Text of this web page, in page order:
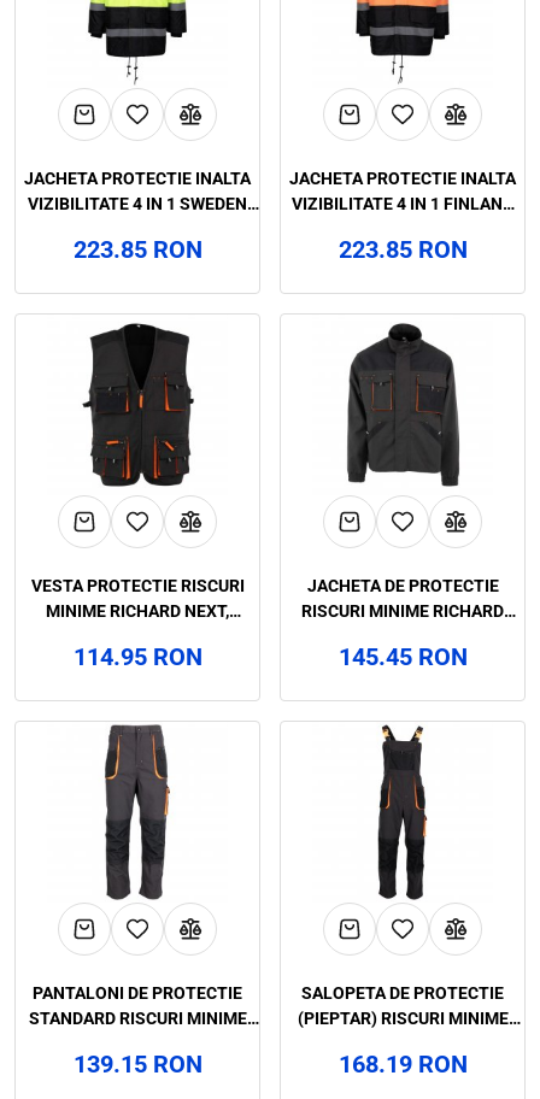
JACHETA PROTECTIE INALTA
VIZIBILITATE 4 IN 1 SWEDEN
ART.535B
223.85 RON
JACHETA PROTECTIE INALTA
VIZIBILITATE 4 IN 1 FINLAND
ART.536B
223.85 RON
VESTA PROTECTIE RISCURI
MINIME RICHARD NEXT,
114.95 RON
JACHETA DE PROTECTIE
RISCURI MINIME RICHARD
145.45 RON
PANTALONI DE PROTECTIE
STANDARD RISCURI MINIME
9B33
139.15 RON
SALOPETA DE PROTECTIE
(PIEPTAR) RISCURI MINIME
9B34
168.19 RON